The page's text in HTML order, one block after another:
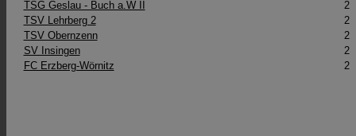
TSG Geslau - Buch a.W II
2
TSV Lehrberg 2
2
TSV Obernzenn
2
SV Insingen
2
FC Erzberg-Wörnitz
2